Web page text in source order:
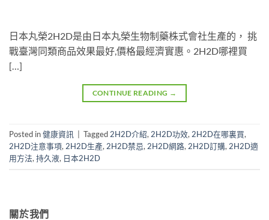
日本丸榮2H2D是由日本丸榮生物制藥株式會社生產的， 挑
戰臺灣同類商品效果最好,價格最經濟實惠。2H2D哪裡買
[…]
CONTINUE READING →
Posted in健康資訊 Tagged 2H2D介紹, 2H2D功效, 2H2D在哪裏買,
2H2D注意事項, 2H2D生產, 2H2D禁忌, 2H2D網路, 2H2D訂購, 2H2D適
用方法, 持久液, 日本2H2D
關於我們